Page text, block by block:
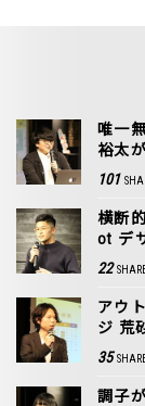
唯一
裕太
は？
101
横断
ot デ
22
アウ
ジ 荒
35
調子